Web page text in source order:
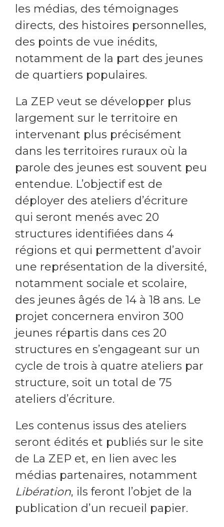
les médias, des témoignages
directs, des histoires personnelles,
des points de vue inédits,
notamment de la part des jeunes
de quartiers populaires.
La ZEP veut se développer plus
largement sur le territoire en
intervenant plus précisément
dans les territoires ruraux où la
parole des jeunes est souvent peu
entendue. L’objectif est de
déployer des ateliers d’écriture
qui seront menés avec 20
structures identifiées dans 4
régions et qui permettent d’avoir
une représentation de la diversité,
notamment sociale et scolaire,
des jeunes âgés de 14 à 18 ans. Le
projet concernera environ 300
jeunes répartis dans ces 20
structures en s’engageant sur un
cycle de trois à quatre ateliers par
structure, soit un total de 75
ateliers d’écriture.
Les contenus issus des ateliers
seront édités et publiés sur le site
de La ZEP et, en lien avec les
médias partenaires, notamment
Libération, ils feront l’objet de la
publication d’un recueil papier.